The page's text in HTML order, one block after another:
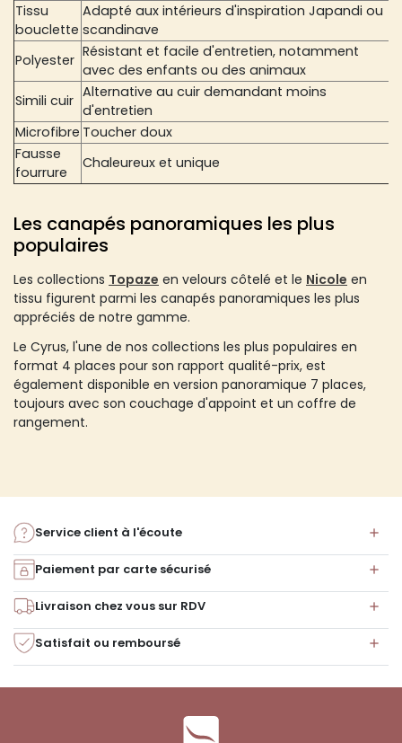
Tissu
bouclette
Adapté aux intérieurs d'inspiration Japandi ou
scandinave
Polyester Résistant et facile d'entretien, notamment
avec des enfants ou des animaux
Simili cuir Alternative au cuir demandant moins
d'entretien
Microfibre Toucher doux
Fausse
fourrure
Chaleureux et unique
Les canapés panoramiques les plus
populaires
Les collections Topaze en velours côtelé et le Nicole en
tissu figurent parmi les canapés panoramiques les plus
appréciés de notre gamme.
Le Cyrus, l'une de nos collections les plus populaires en
format 4 places pour son rapport qualité-prix, est
également disponible en version panoramique 7 places,
toujours avec son couchage d'appoint et un coffre de
rangement.
Service client à l'écoute
Paiement par carte sécurisé
Livraison chez vous sur RDV
Satisfait ou remboursé